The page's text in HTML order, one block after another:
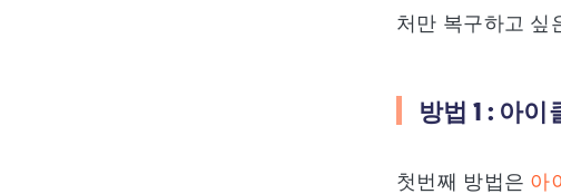
처만 복구하고 싶
방법 1 : 아
첫번째 방법은 아